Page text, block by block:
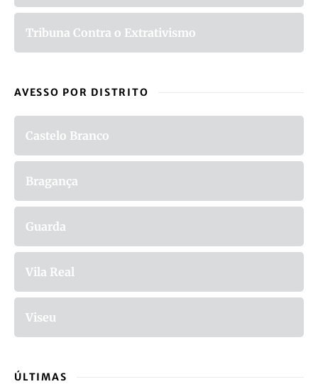
Tribuna Contra o Extrativismo
AVESSO POR DISTRITO
Castelo Branco
Bragança
Guarda
Vila Real
Viseu
ÚLTIMAS